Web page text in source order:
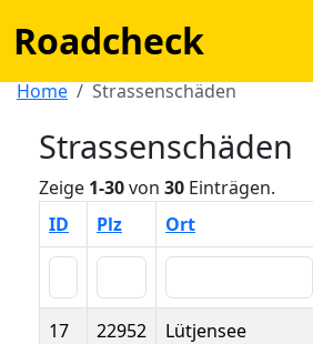
Roadcheck
Home Strassenschäden
Strassenschäden
Zeige 1-30von 30 Einträgen.
ID
Plz Ort
17 22952 Lütjensee